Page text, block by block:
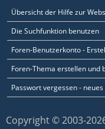
Übersicht der Hilfe zur
Die Suchfunktion benutzen
Foren-Benutzerkonto -
Foren-Thema erstellen und
Passwort vergessen -
Copyright © 2003-